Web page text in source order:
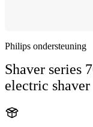
Philips ondersteuning
Shaver series
electric shaver